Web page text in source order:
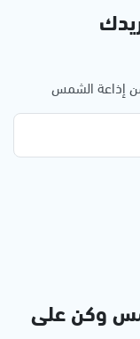
إذاعة الشمس
وكن على